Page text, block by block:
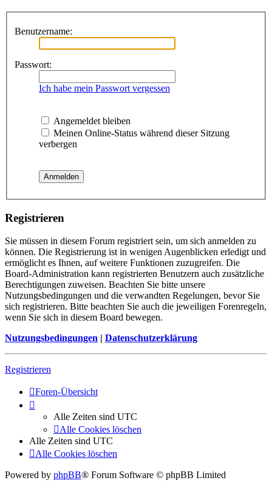
Benutzername:
Passwort:
Ich habe mein Passwort vergessen
Angemeldet bleiben
Meinen Online-Status während dieser Sitzung
verbergen
Registrieren
Sie müssen in diesem Forum registriert sein, um sich anmelden zu
können. Die Registrierung ist in wenigen Augenblicken erledigt und
ermöglicht es Ihnen, auf weitere Funktionen zuzugreifen. Die
Board-Administration kann registrierten Benutzern auch zusätzliche
Berechtigungen zuweisen. Beachten Sie bitte unsere
Nutzungsbedingungen und die verwandten Regelungen, bevor Sie
sich registrieren. Bitte beachten Sie auch die jeweiligen Forenregeln,
wenn Sie sich in diesem Board bewegen.
Nutzungsbedingungen | Datenschutzerklärung
Registrieren
Foren-Übersicht
Alle Zeiten sind UTC
Alle Cookies löschen
Alle Zeiten sind UTC
Alle Cookies löschen
Powered by phpBB® Forum Software © phpBB Limited